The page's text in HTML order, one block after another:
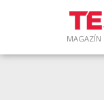
MAGAZÍN